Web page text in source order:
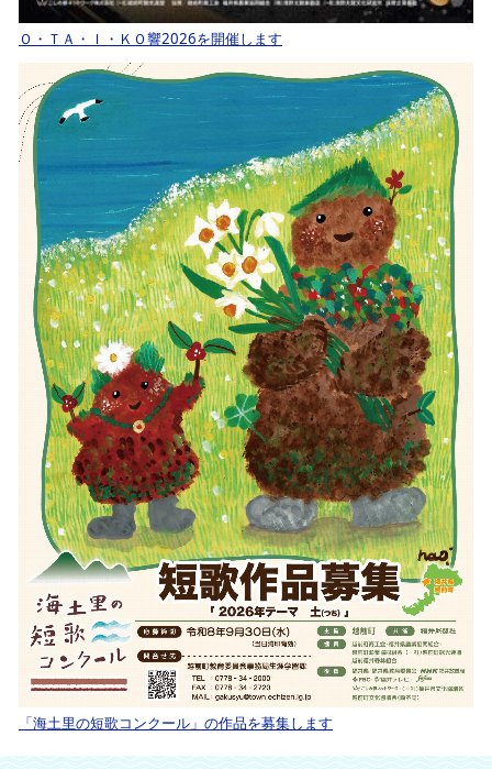
Ｏ・ＴＡ・Ｉ・ＫＯ響2026を開催します
「海土里の短歌コンクール」の作品を募集します